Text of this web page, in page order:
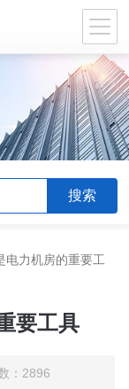
电力机房的重要工
要工具
：2896